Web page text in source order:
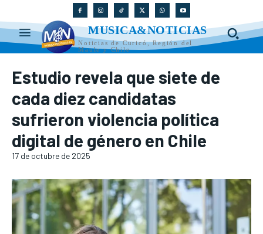
MUSICA&NOTICIAS
Noticias de Curicó, Región del
Maule y Chile
Estudio revela que siete de
cada diez candidatas
sufrieron violencia política
digital de género en Chile
17 de octubre de 2025